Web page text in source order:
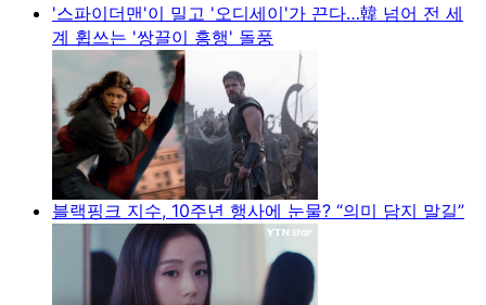
'스파이더맨'이 밀고 '오디세이'가 끈다…韓 넘어 전 세
계 휩쓰는 '쌍끌이 흥행' 돌풍
블랙핑크 지수, 10주년 행사에 눈물? “의미 담지 말길”